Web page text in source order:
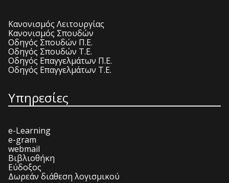
Κανονισμός Λειτουργίας
Κανονισμός Σπουδών
Οδηγός Σπουδών Π.Ε.
Οδηγός Σπουδών Τ.Ε.
Οδηγός Επαγγελμάτων Π.Ε.
Οδηγός Επαγγελμάτων Τ.Ε.
Υπηρεσίες
e-Learning
e-gram
webmail
Βιβλιοθήκη
Εύδοξος
Δωρεάν διάθεση λογισμικού